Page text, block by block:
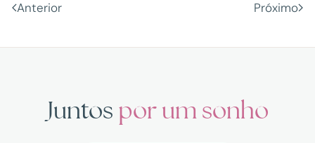
Anterior Próximo
Juntos por um sonho